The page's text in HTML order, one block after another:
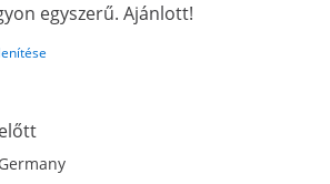
egyszerű. Ajánlott!